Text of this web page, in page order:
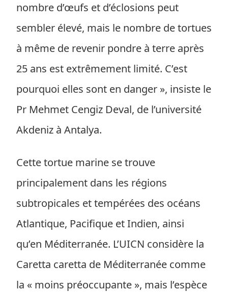
nombre d’œufs et d’éclosions peut
sembler élevé, mais le nombre de tortues
à même de revenir pondre à terre après
25 ans est extrêmement limité. C’est
pourquoi elles sont en danger », insiste le
Pr Mehmet Cengiz Deval, de l’université
Akdeniz à Antalya.
Cette tortue marine se trouve
principalement dans les régions
subtropicales et tempérées des océans
Atlantique, Pacifique et Indien, ainsi
qu’en Méditerranée. L’UICN considère la
Caretta caretta de Méditerranée comme
la « moins préoccupante », mais l’espèce